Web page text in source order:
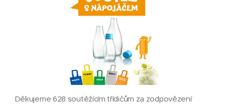
👍Děkujeme 628 soutěžícím třídičům za zodpovězení